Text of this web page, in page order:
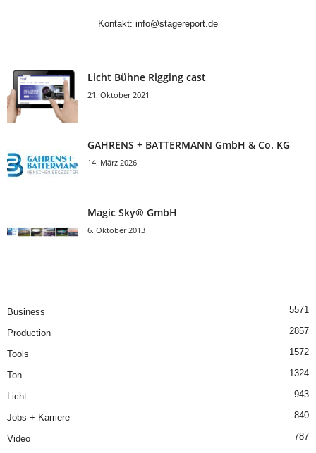
Kontakt: info@stagereport.de
Licht Bühne Rigging cast
21. Oktober 2021
GAHRENS + BATTERMANN GmbH & Co. KG
14. März 2026
Magic Sky® GmbH
6. Oktober 2013
Business 5571
Production 2857
Tools 1572
Ton 1324
Licht 943
Jobs + Karriere 840
Video 787